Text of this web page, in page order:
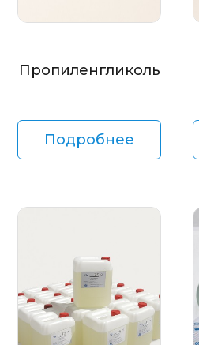
Пропиленгликоль
Подробнее